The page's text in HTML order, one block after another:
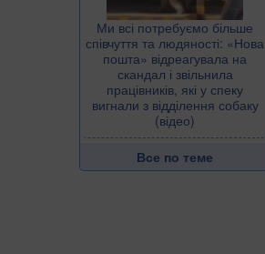
Ми всі потребуємо більше
співчуття та людяності: «Нова
пошта» відреагувала на
скандал і звільнила
працівників, які у спеку
вигнали з відділення собаку
(відео)
Все по теме